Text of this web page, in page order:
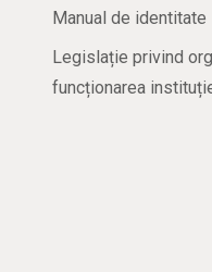
Manual de identitate
Legislație privind
funcționarea